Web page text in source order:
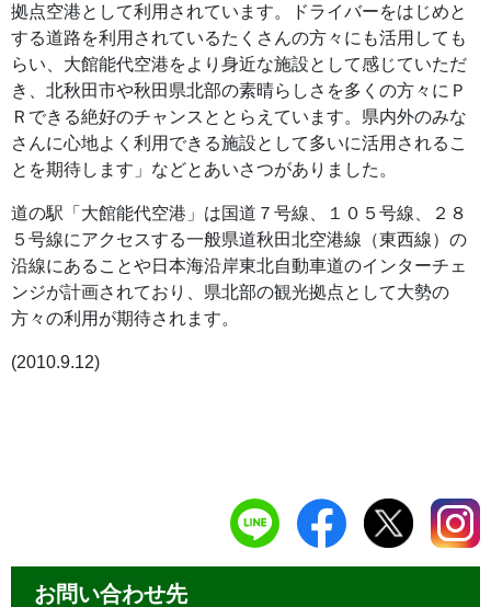
拠点空港として利用されています。ドライバーをはじめと
する道路を利用されているたくさんの方々にも活用しても
らい、大館能代空港をより身近な施設として感じていただ
き、北秋田市や秋田県北部の素晴らしさを多くの方々にＰ
Ｒできる絶好のチャンスととらえています。県内外のみな
さんに心地よく利用できる施設として多いに活用されるこ
とを期待します」などとあいさつがありました。
道の駅「大館能代空港」は国道７号線、１０５号線、２８
５号線にアクセスする一般県道秋田北空港線（東西線）の
沿線にあることや日本海沿岸東北自動車道のインターチェ
ンジが計画されており、県北部の観光拠点として大勢の
方々の利用が期待されます。
(2010.9.12)
お問い合わせ先